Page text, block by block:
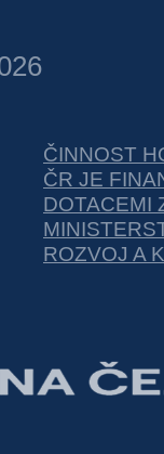
ČINNOST
ČR JE
DOTACEMI
ROZVOJ A